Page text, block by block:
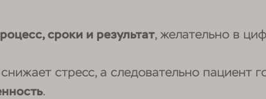
сроки и результат, желательно в
стресс, а следовательно пациент
.